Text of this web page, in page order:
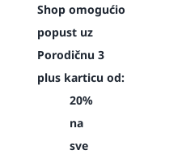
Shop omogućio
popust uz
Porodičnu 3
plus karticu od:
20%
na
sve